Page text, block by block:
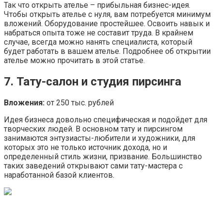
Так что открыть ателье – прибыльная бизнес-идея.
Чтобы открыть ателье с нуля, вам потребуется минимум
вложений. Оборудование простейшее. Освоить навык и
набраться опыта тоже не составит труда. В крайнем
случае, всегда можно нанять специалиста, который
будет работать в вашем ателье. Подробнее об открытии
ателье можно прочитать в этой статье.
7. Тату-салон и студия пирсинга
Вложения: от 250 тыс. рублей
Идея бизнеса довольно специфическая и подойдет для
творческих людей. В основном тату и пирсингом
занимаются энтузиасты-любители и художники, для
которых это не только источник дохода, но и
определенный стиль жизни, призвание. Большинство
таких заведений открывают сами тату-мастера с
наработанной базой клиентов.